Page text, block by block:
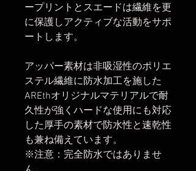
ープリントとスエードは繊維を更
に保護しアクティブな活動をサポ
ートします。
アッパー素材は非吸湿性のポリエ
ステル繊維に防水加工を施した
AREthオリジナルマテリアルで耐
久性が強くハードな使用にも対応
した厚手の素材で防水性と速乾性
も兼ね備えています。
※注意：完全防水ではありませ